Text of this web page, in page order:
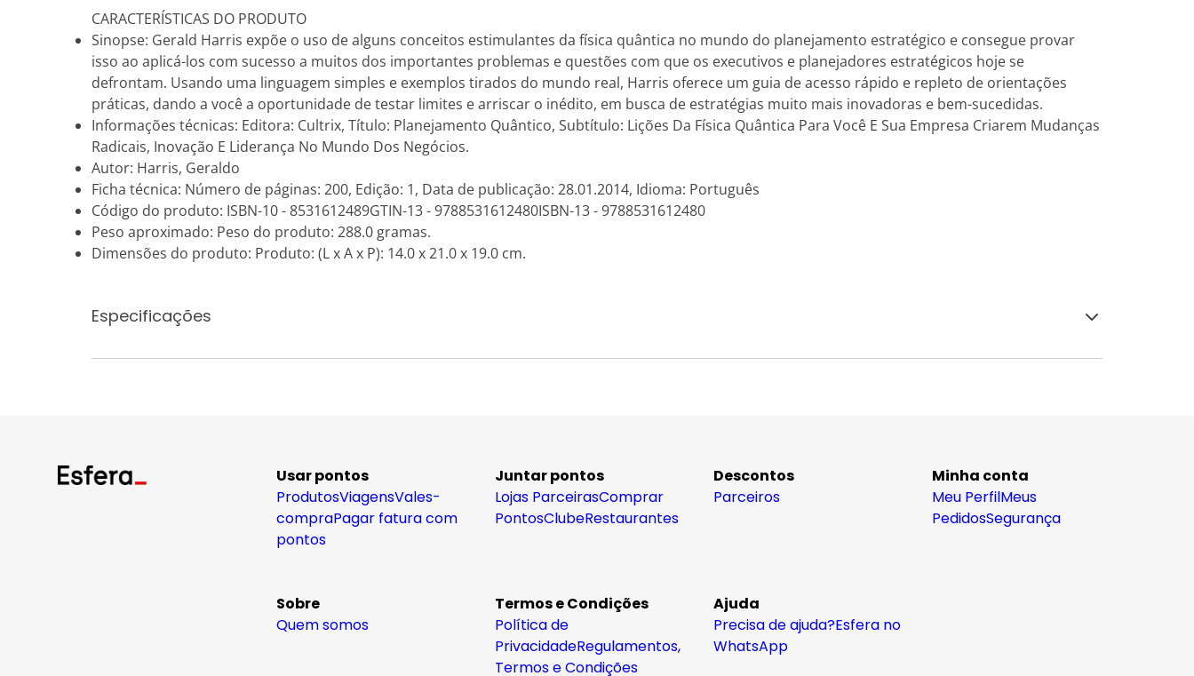
CARACTERÍSTICAS DO PRODUTO
Sinopse: Gerald Harris expõe o uso de alguns conceitos estimulantes da física quântica no mundo do planejamento estratégico e consegue provar
isso ao aplicá-los com sucesso a muitos dos importantes problemas e questões com que os executivos e planejadores estratégicos hoje se
defrontam. Usando uma linguagem simples e exemplos tirados do mundo real, Harris oferece um guia de acesso rápido e repleto de orientações
práticas, dando a você a oportunidade de testar limites e arriscar o inédito, em busca de estratégias muito mais inovadoras e bem-sucedidas.
Informações técnicas: Editora: Cultrix, Título: Planejamento Quântico, Subtítulo: Lições Da Física Quântica Para Você E Sua Empresa Criarem Mudanças
Radicais, Inovação E Liderança No Mundo Dos Negócios.
Autor: Harris, Geraldo
Ficha técnica: Número de páginas: 200, Edição: 1, Data de publicação: 28.01.2014, Idioma: Português
Código do produto: ISBN-10 - 8531612489GTIN-13 - 9788531612480ISBN-13 - 9788531612480
Peso aproximado: Peso do produto: 288.0 gramas.
Dimensões do produto: Produto: (L x A x P): 14.0 x 21.0 x 19.0 cm.
Especificações
Usar pontos
ProdutosViagensVales-
compraPagar fatura com
pontos
Juntar pontos
Lojas ParceirasComprar
PontosClubeRestaurantes
Descontos
Parceiros
Minha conta
Meu PerfilMeus
PedidosSegurança
Sobre
Quem somos
Termos e Condições
Política de
PrivacidadeRegulamentos,
Termos e Condições
Ajuda
Precisa de ajuda?Esfera no
WhatsApp